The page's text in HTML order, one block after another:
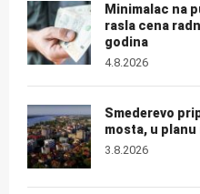
Minimalac na
rasla cena
godina
4.8.2026
Smederevo
mosta, u planu
3.8.2026